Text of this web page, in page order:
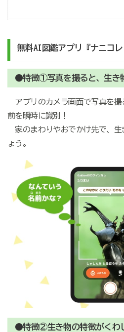
無料AI 図鑑アプリ『ナニコレ
●特徴①写真を撮ると、生き
アプリのカメラ画面で写真を撮
前を瞬時に識別！
家のまわりやおでかけ先で、生
ょう。
●特徴②生き物の特徴がくわ